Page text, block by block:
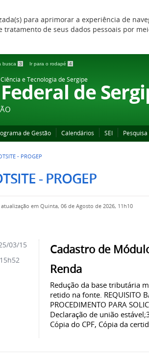
para aprimorar a experiência de
tratamento de seus dados pessoais por
busca 3 Ir para o rodapé 4
e Tecnologia de Sergipe
de
de Gestão Calendários SEI
- PROGEP
- PROGEP
em Quinta, 06 de Agosto de 2026, 11h10
Cadastro de
Renda
Redução da base tributária
retido na fonte. REQUISITO
PROCEDIMENTO PARA
Declaração de união
Cópia do CPF, Cópia da
03/15
15h52